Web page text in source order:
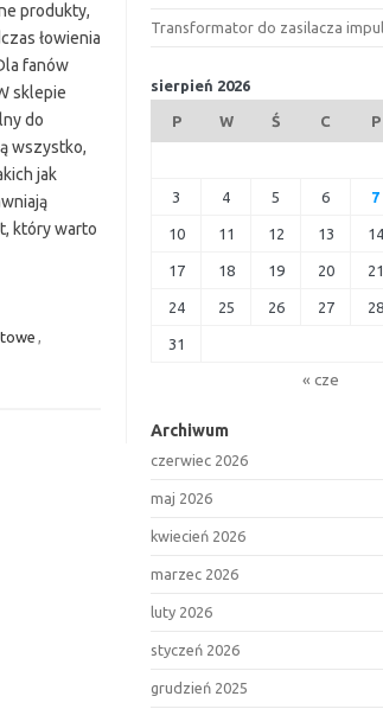
produkty,
łowienia
fanów
sklepie
do
wszystko,
jak
który warto
,
Transformator do zasilacza
sierpień 2026
P W Ś C P
3 4 5 6 7
10 11 12 13 14
17 18 19 20 21
24 25 26 27 28
31
« cze
Archiwum
czerwiec 2026
maj 2026
kwiecień 2026
marzec 2026
luty 2026
styczeń 2026
grudzień 2025